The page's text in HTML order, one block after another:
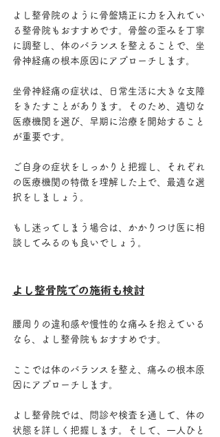
よし整骨院のように骨盤矯正に力を入れてい
る整骨院もおすすめです。骨盤の歪みを丁寧
に調整し、体のバランスを整えることで、坐
骨神経痛の根本原因にアプローチします。
坐骨神経痛の症状は、日常生活に大きな支障
をきたすことがあります。そのため、適切な
医療機関を選び、早期に治療を開始すること
が重要です。
ご自身の症状をしっかりと把握し、それぞれ
の医療機関の特徴を理解した上で、最適な選
択をしましょう。
もし迷ってしまう場合は、かかりつけ医に相
談してみるのも良いでしょう。
よし整骨院での施術も検討
腰周りの違和感や慢性的な痛みを抱えている
なら、よし整骨院もおすすめです。
ここでは体のバランスを整え、痛みの根本原
因にアプローチします。
よし整骨院では、問診や検査を通して、体の
状態を詳しく把握します。そして、一人ひと